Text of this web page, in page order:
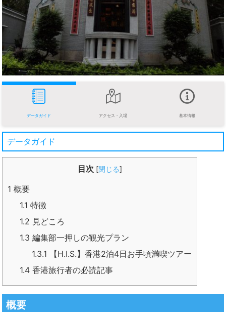
データガイド アクセス・入場 基本情報
データガイド
目次 [閉じる]
1 概要
1.1 特徴
1.2 見どころ
1.3 編集部一押しの観光プラン
1.3.1 【H.I.S.】香港2泊4日お手頃満喫ツアー
1.4 香港旅行者の必読記事
概要